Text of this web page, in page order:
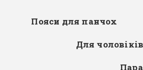
Пояси для панчох
Для чоловіків